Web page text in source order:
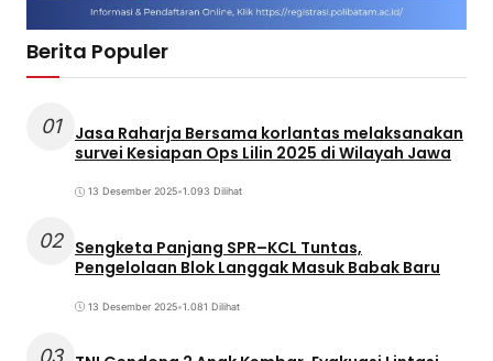
Berita Populer
01
Jasa Raharja Bersama korlantas melaksanakan
survei Kesiapan Ops Lilin 2025 di Wilayah Jawa
13 Desember 2025•1.093 Dilihat
02 Sengketa Panjang SPR–KCL Tuntas,
Pengelolaan Blok Langgak Masuk Babak Baru
13 Desember 2025•1.081 Dilihat
03